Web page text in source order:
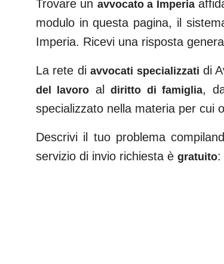
Trovare un avvocato a Imperia
modulo in questa pagina, il
Imperia. Ricevi una risposta
La rete diavvocati specializzati di
del lavoro al diritto di famiglia,
specializzato nella materia per cui
Descrivi il tuo problema
servizio di invio richiesta è gratuito: